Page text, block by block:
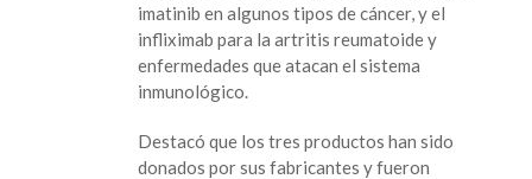
imatinib en algunos tipos de cáncer, y el
infliximab para la artritis reumatoide y
enfermedades que atacan el sistema
inmunológico.
Destacó que los tres productos han sido
donados por sus fabricantes y fueron